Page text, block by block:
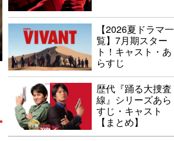
【2026夏ドラマ一
覧】7月期スター
ト！キャスト・あ
らすじ
歴代『踊る大捜査
線』シリーズあら
すじ・キャスト
【まとめ】